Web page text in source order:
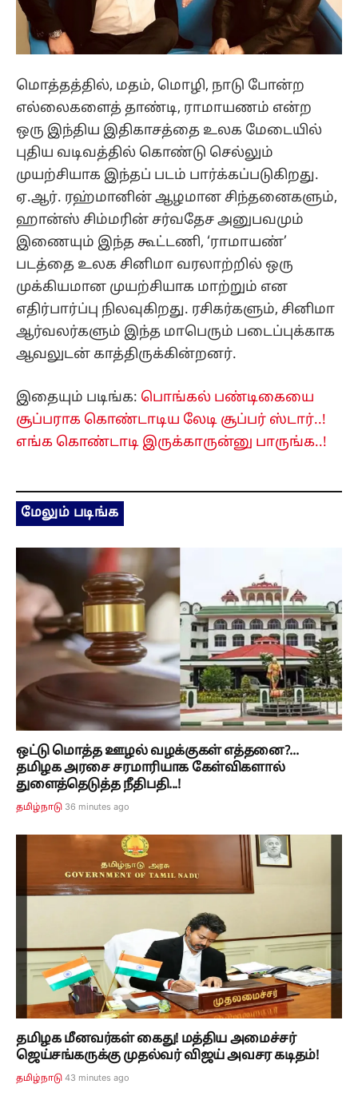
மொத்தத்தில், மதம், மொழி, நாடு போன்ற
எல்லைகளைத் தாண்டி, ராமாயணம் என்ற
ஒரு இந்திய இதிகாசத்தை உலக மேடையில்
புதிய வடிவத்தில் கொண்டு செல்லும்
முயற்சியாக இந்தப் படம் பார்க்கப்படுகிறது.
ஏ.ஆர். ரஹ்மானின் ஆழமான சிந்தனைகளும்,
ஹான்ஸ் சிம்மரின் சர்வதேச அனுபவமும்
இணையும் இந்த கூட்டணி, ‘ராமாயண்’
படத்தை உலக சினிமா வரலாற்றில் ஒரு
முக்கியமான முயற்சியாக மாற்றும் என
எதிர்பார்ப்பு நிலவுகிறது. ரசிகர்களும், சினிமா
ஆர்வலர்களும் இந்த மாபெரும் படைப்புக்காக
ஆவலுடன் காத்திருக்கின்றனர்.
இதையும் படிங்க: பொங்கல் பண்டிகையை
சூப்பராக கொண்டாடிய லேடி சூப்பர் ஸ்டார்..!
எங்க கொண்டாடி இருக்காருன்னு பாருங்க..!
மேலும் படிங்க
ஒட்டு மொத்த ஊழல் வழக்குகள் எத்தனை?...
தமிழக அரசை சரமாரியாக கேள்விகளால்
துளைத்தெடுத்த நீதிபதி...!
தமிழ்நாடு 36 minutes ago
தமிழக மீனவர்கள் கைது! மத்திய அமைச்சர்
ஜெய்சங்கருக்கு முதல்வர் விஜய் அவசர கடிதம்!
தமிழ்நாடு 43 minutes ago